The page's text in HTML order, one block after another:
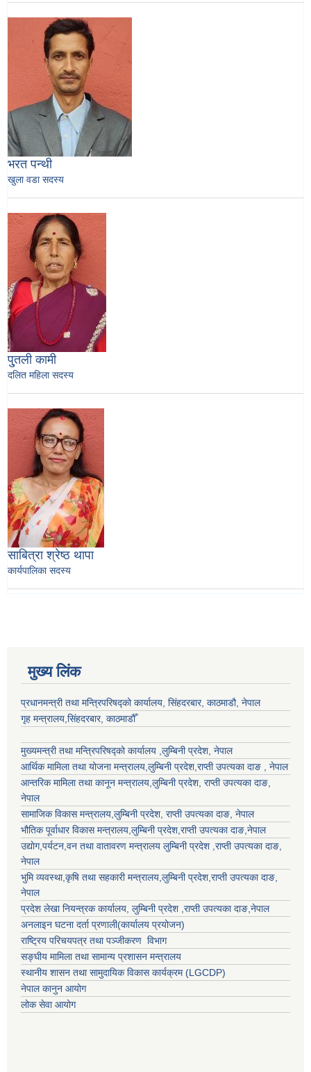
भरत पन्थी
खुला वडा सदस्य
पु्तली कामी
दलित महिला सदस्य
साबित्रा श्रेष्ठ थापा
कार्यपालिका सदस्य
मुख्य लिंक
प्रधानमन्त्री तथा मन्त्रिपरिषद्को कार्यालय, सिंहदरबार, काठमाडौ, नेपाल
गृह मन्त्रालय,सिंहदरबार, काठमाडौँ
मुख्यमन्त्री तथा मन्त्रिपरिषद्को कार्यालय ,लुम्बिनी प्रदेश, नेपाल
आर्थिक मामिला तथा योजना मन्त्रालय,लुम्बिनी प्रदेश,राप्ती उपत्यका दाङ , नेपाल
आन्तरिक मामिला तथा कानून मन्त्रालय,लुम्बिनी प्रदेश, राप्ती उपत्यका दाङ,
नेपाल
सामाजिक विकास मन्त्रालय,लुम्बिनी प्रदेश, राप्ती उपत्यका दाङ, नेपाल
भौतिक पूर्वाधार विकास मन्त्रालय,लुम्बिनी प्रदेश,राप्ती उपत्यका दाङ,नेपाल
उद्याेग,पर्यटन,वन तथा वातावरण मन्त्रालय लुम्बिनी प्रदेश ,राप्ती उपत्यका दाङ,
नेपाल
भुमि व्यवस्था,कृषि तथा सहकारी मन्त्रालय,लुम्बिनी प्रदेश,राप्ती उपत्यका दाङ,
नेपाल
प्रदेश लेखा नियन्त्रक कार्यालय, लुम्बिनी प्रदेश ,राप्ती उपत्यका दाङ,नेपाल
अनलाइन घटना दर्ता प्रणाली(कार्यालय प्रयोजन)
राष्ट्रिय परिचयपत्र तथा पञ्जीकरण विभाग
सङ्घीय मामिला तथा सामान्य प्रशासन मन्त्रालय
स्थानीय शासन तथा सामुदायिक विकास कार्यक्रम (LGCDP)
नेपाल कानुन आयोग
लोक सेवा आयोग